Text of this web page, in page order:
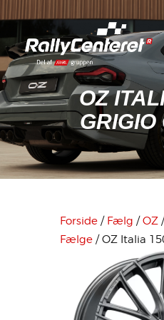
OZ
GRIGIO
Forside
Shop
Information &
Fælgkonfigurator
Forside / Fælg /OZ
Fælge / OZ Italia